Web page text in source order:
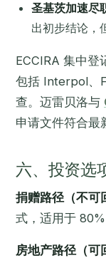
圣基茨加速尽
出初步结论，
ECCIRA 集中登
包括 Interpol、
查。迈雷贝洛与
申请文件符合最
六、投资选
捐赠路径（不可
式，适用于 80%
房地产路径（可